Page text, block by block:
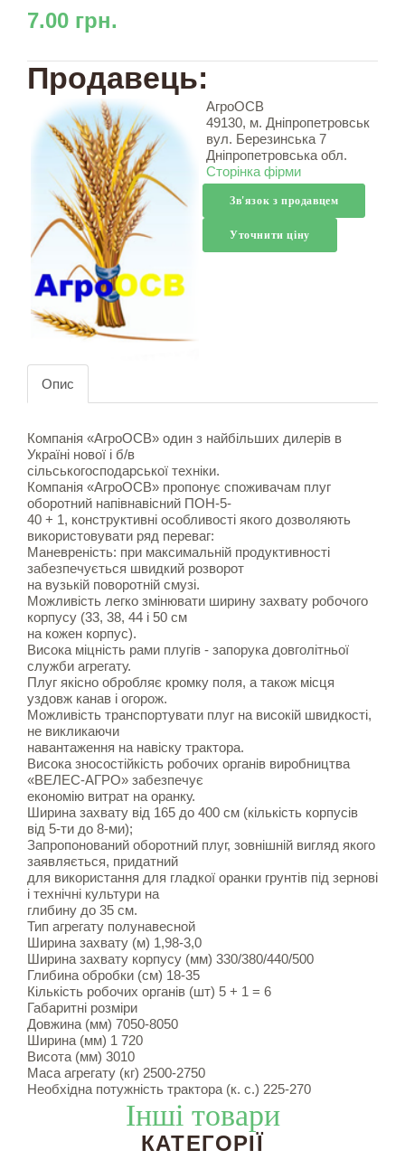
7.00 грн.
Продавець:
АгроОСВ
49130, м. Дніпропетровськ
вул. Березинська 7
Дніпропетровська обл.
Сторінка фірми
Зв'язок з продавцем
Уточнити ціну
Опис
Компанія «АгроОСВ» один з найбільших дилерів в
Україні нової і б/в
сільськогосподарської техніки.
Компанія «АгроОСВ» пропонує споживачам плуг
оборотний напівнавісний ПОН-5-
40 + 1, конструктивні особливості якого дозволяють
використовувати ряд переваг:
Маневреність: при максимальній продуктивності
забезпечується швидкий розворот
на вузькій поворотній смузі.
Можливість легко змінювати ширину захвату робочого
корпусу (33, 38, 44 і 50 см
на кожен корпус).
Висока міцність рами плугів - запорука довголітньої
служби агрегату.
Плуг якісно обробляє кромку поля, а також місця
уздовж канав і огорож.
Можливість транспортувати плуг на високій швидкості,
не викликаючи
навантаження на навіску трактора.
Висока зносостійкість робочих органів виробництва
«ВЕЛЕС-АГРО» забезпечує
економію витрат на оранку.
Ширина захвату від 165 до 400 см (кількість корпусів
від 5-ти до 8-ми);
Запропонований оборотний плуг, зовнішній вигляд якого
заявляється, придатний
для використання для гладкої оранки грунтів під зернові
і технічні культури на
глибину до 35 см.
Тип агрегату полунавесной
Ширина захвату (м) 1,98-3,0
Ширина захвату корпусу (мм) 330/380/440/500
Глибина обробки (см) 18-35
Кількість робочих органів (шт) 5 + 1 = 6
Габаритні розміри
Довжина (мм) 7050-8050
Ширина (мм) 1 720
Висота (мм) 3010
Маса агрегату (кг) 2500-2750
Необхідна потужність трактора (к. с.) 225-270
Інші товари
КАТЕГОРІЇ